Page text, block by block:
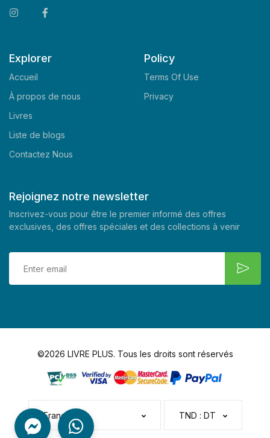
Explorer
Accueil
À propos de nous
Livres
Liste de blogs
Contactez Nous
Policy
Terms Of Use
Privacy
Rejoignez notre newsletter
Inscrivez-vous pour être le premier informé des offres
exclusives, des offres spéciales et des collections à venir
©2026 LIVRE PLUS. Tous les droits sont réservés
Français TND : DT